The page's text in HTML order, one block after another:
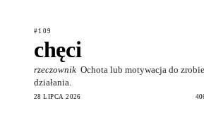
#109
chęci
rzeczownik Ochota lub motywacja do
działania.
28 LIPCA 2026